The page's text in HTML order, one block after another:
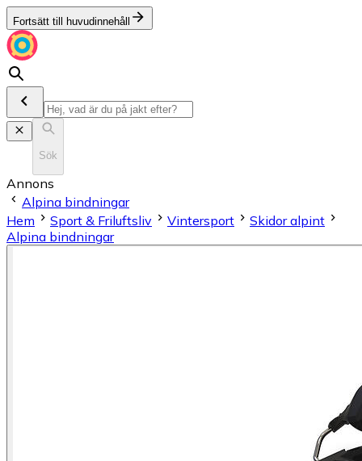
Fortsätt till huvudinnehåll
Sök
Annons
Alpina bindningar
Hem
Sport & Friluftsliv Vintersport
Skidor alpint
Alpina bindningar